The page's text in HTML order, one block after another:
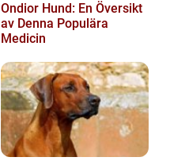
Ondior Hund: En Översikt
av Denna Populära
Medicin